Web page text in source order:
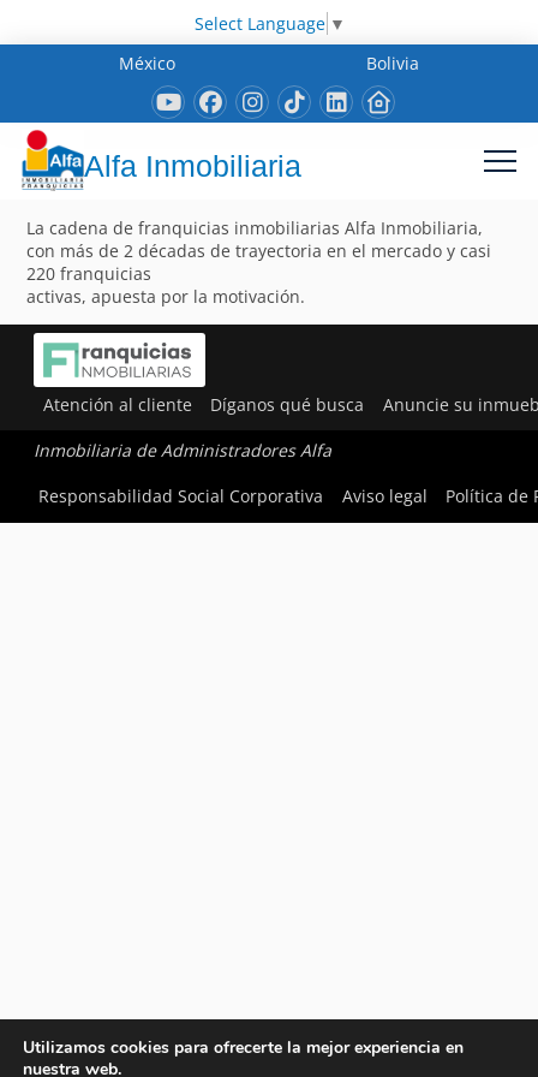
Select Language ▼
México
Bolivia
Alfa Inmobiliaria
La cadena de franquicias inmobiliarias Alfa Inmobiliaria,
con más de 2 décadas de trayectoria en el mercado y casi
220 franquicias
activas, apuesta por la motivación.
Atención al cliente Díganos qué busca Anuncie su
Inmobiliaria de Administradores Alfa
Responsabilidad Social Corporativa
Aviso legal Política de
Utilizamos cookies para ofrecerte la mejor experiencia en
nuestra web.